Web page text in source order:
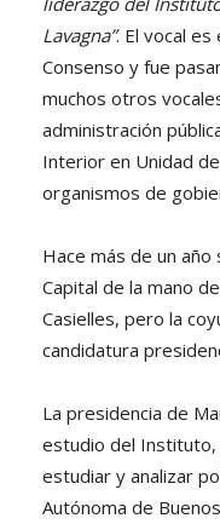
Lavagna”. El vocal
Consenso y fue
muchos otros
administración
Interior en Unidad
organismos de
Hace más de un
Capital de la mano
Casielles, pero la
candidatura
La presidencia de
estudio del Instituto,
estudiar y analizar
Autónoma de